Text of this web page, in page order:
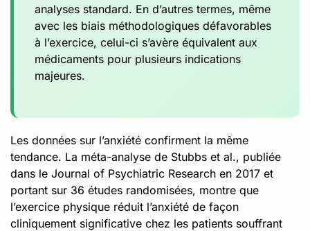
analyses standard. En d’autres termes, même
avec les biais méthodologiques défavorables
à l’exercice, celui-ci s’avère équivalent aux
médicaments pour plusieurs indications
majeures.
Les données sur l’anxiété confirment la même
tendance. La méta-analyse de Stubbs et al., publiée
dans le Journal of Psychiatric Research en 2017 et
portant sur 36 études randomisées, montre que
l’exercice physique réduit l’anxiété de façon
cliniquement significative chez les patients souffrant